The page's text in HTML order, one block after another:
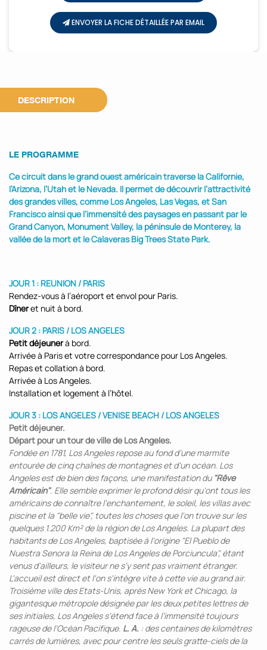
ENVOYER LA FICHE DÉTAILLÉE PAR EMAIL
DESCRIPTION
LE PROGRAMME
Ce circuit dans le grand ouest américain traverse la Californie,
l’Arizona, l’Utah et le Nevada. Il permet de découvrir l’attractivité
des grandes villes, comme Los Angeles, Las Vegas, et San
Francisco ainsi que l’immensité des paysages en passant par le
Grand Canyon, Monument Valley, la péninsule de Monterey, la
vallée de la mort et le Calaveras Big Trees State Park.
JOUR 1 : REUNION / PARIS
Rendez-vous à l’aéroport et envol pour Paris.
Dîneret nuit à bord.
JOUR 2 : PARIS / LOS ANGELES
Petit déjeunerà bord.
Arrivée à Paris et votre correspondance pour Los Angeles.
Repas et collation à bord.
Arrivée à Los Angeles.
Installation et logement à l’hôtel.
JOUR 3 : LOS ANGELES / VENISE BEACH / LOS ANGELES
Petit déjeuner.
Départ pour un tour de ville de Los Angeles.
Fondée en 1781, Los Angeles repose au fond d’une marmite
entourée de cinq chaînes de montagnes et d’un océan. Los
Angeles est de bien des façons, une manifestation du "Rêve
Américain". Elle semble exprimer le profond désir qu'ont tous les
américains de connaître l'enchantement, le soleil, les villas avec
piscine et la "belle vie", toutes les choses que l'on trouve sur les
quelques 1.200 Km² de la région de Los Angeles. La plupart des
habitants de Los Angeles, baptisée à l'origine "El Pueblo de
Nuestra Senora la Reina de Los Angeles de Porciuncula", étant
venus d'ailleurs, le visiteur ne s'y sent pas vraiment étranger.
L'accueil est direct et l'on s'intègre vite à cette vie au grand air.
Troisième ville des Etats-Unis, après New York et Chicago, la
gigantesque métropole désignée par les deux petites lettres de
ses initiales, Los Angeles s’étend face à l’immensité toujours
rageuse de l’Océan Pacifique. L. A. : des centaines de kilomètres
carrés de lumières, avec pour centre les seuls gratte-ciels de la